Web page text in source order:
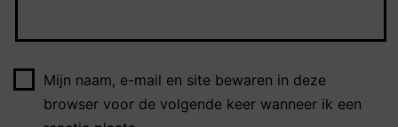
Mijn naam, e-mail en site bewaren in deze
browser voor de volgende keer wanneer ik een